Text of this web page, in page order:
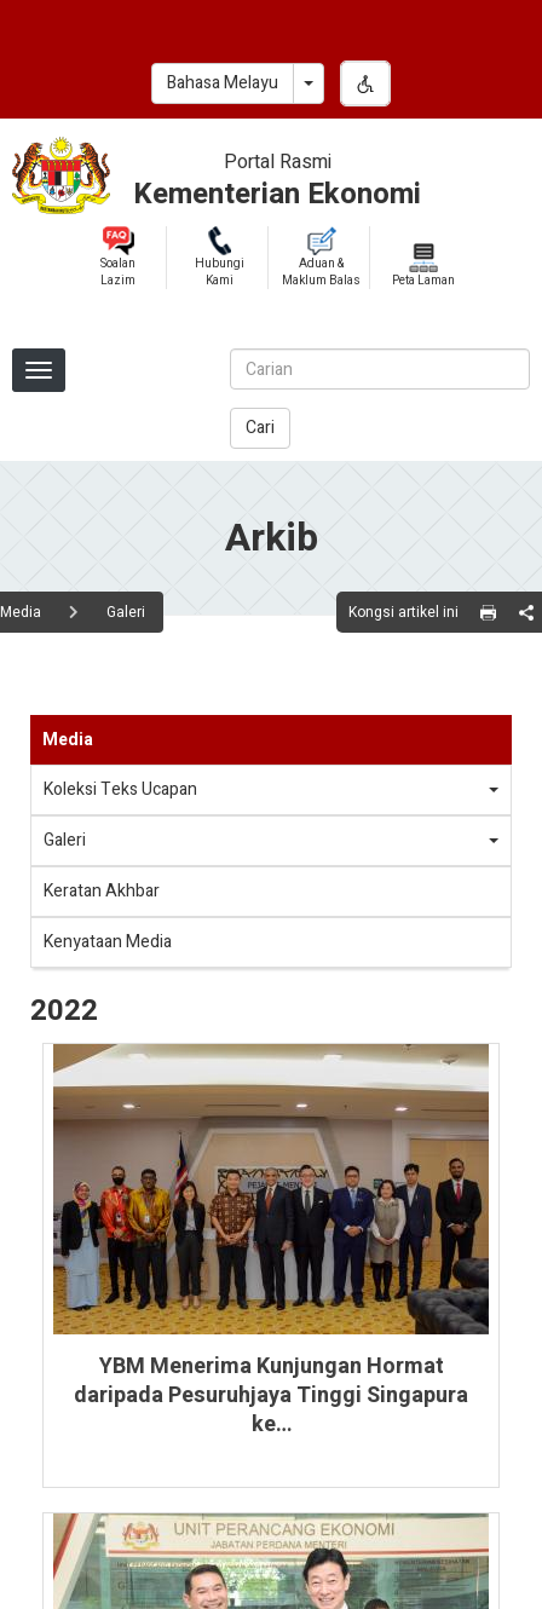
Bahasa Melayu Toggle Dropdown
Portal Rasmi
Kementerian Ekonomi
Soalan
Lazim
Hubungi
Kami
Aduan &
Maklum Balas
Peta Laman
Cari
Arkib
Media Galeri Kongsi artikel ini
Media
Koleksi Teks Ucapan
Galeri
Keratan Akhbar
Kenyataan Media
2022
YBM Menerima Kunjungan Hormat
daripada Pesuruhjaya Tinggi Singapura
ke…